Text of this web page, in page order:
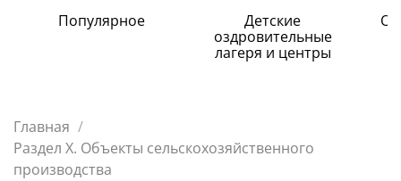
Популярное
Детские
оздровительные
лагеря и центры
Главная
Раздел X. Объекты сельскохозяйственного
производства